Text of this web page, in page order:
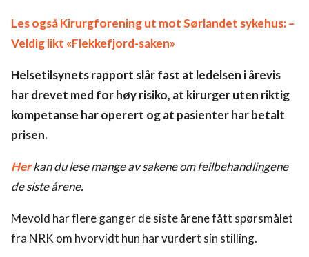
Les også Kirurgforening ut mot Sørlandet sykehus: –
Veldig likt «Flekkefjord-saken»
Helsetilsynets rapport slår fast at ledelsen i årevis
har drevet med for høy risiko, at kirurger uten riktig
kompetanse har operert og at pasienter har betalt
prisen.
Herkan du lese mange av sakene om feilbehandlingene
de siste årene.
Mevold har flere ganger de siste årene fått spørsmålet
fra NRK om hvorvidt hun har vurdert sin stilling.